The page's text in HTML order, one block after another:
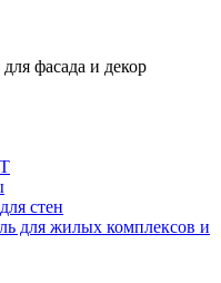
фасада и декор
стен
для жилых комплексов и